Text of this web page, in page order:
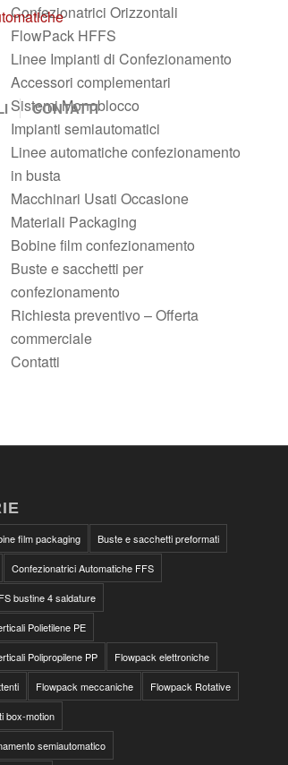
CONTATTI
Confezionatrici Orizzontali
FlowPack HFFS
Linee Impianti di Confezionamento
Accessori complementari
Sistemi Monoblocco
Impianti semiautomatici
Linee automatiche confezionamento
in busta
Macchinari Usati Occasione
Materiali Packaging
Bobine film confezionamento
Buste e sacchetti per
confezionamento
Richiesta preventivo – Offerta
commerciale
Contatti
film packaging Buste e sacchetti preformati
Confezionatrici Automatiche FFS
bustine 4 saldature
Polietilene PE
Polipropilene PP Flowpack elettroniche
Flowpack meccaniche Flowpack Rotative
box-motion
semiautomatico